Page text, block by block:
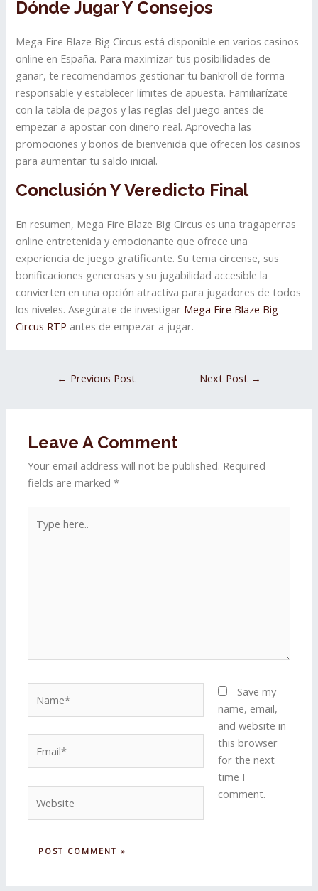
Dónde Jugar Y Consejos
Mega Fire Blaze Big Circus está disponible en varios casinos
online en España. Para maximizar tus posibilidades de
ganar, te recomendamos gestionar tu bankroll de forma
responsable y establecer límites de apuesta. Familiarízate
con la tabla de pagos y las reglas del juego antes de
empezar a apostar con dinero real. Aprovecha las
promociones y bonos de bienvenida que ofrecen los casinos
para aumentar tu saldo inicial.
Conclusión Y Veredicto Final
En resumen, Mega Fire Blaze Big Circus es una tragaperras
online entretenida y emocionante que ofrece una
experiencia de juego gratificante. Su tema circense, sus
bonificaciones generosas y su jugabilidad accesible la
convierten en una opción atractiva para jugadores de todos
los niveles. Asegúrate de investigar Mega Fire Blaze Big
Circus RTP antes de empezar a jugar.
← Previous Post Next Post →
Leave A Comment
Your email address will not be published. Required
fields are marked*
here..
Save my
name, email,
and website in
this browser
for the next
time I
comment.